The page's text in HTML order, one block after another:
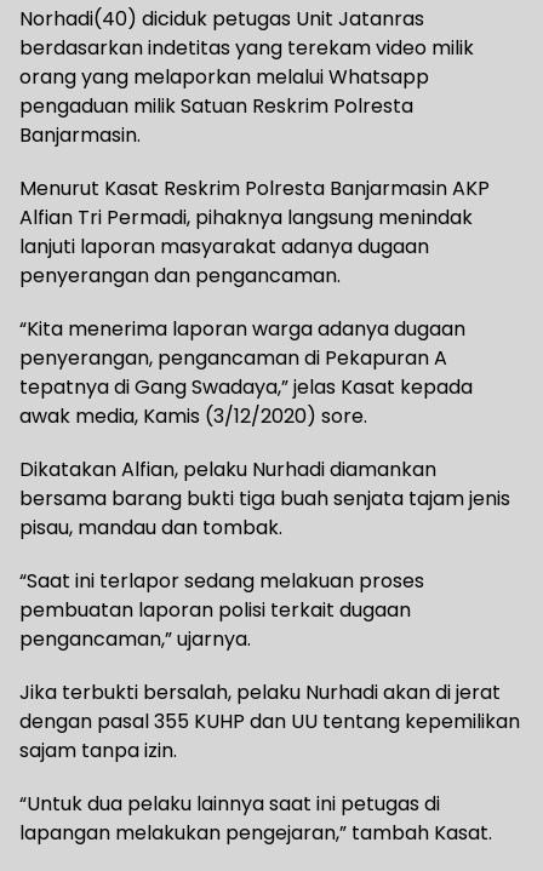
Norhadi(40) diciduk petugas Unit Jatanras
berdasarkan indetitas yang terekam video milik
orang yang melaporkan melalui Whatsapp
pengaduan milik Satuan Reskrim Polresta
Banjarmasin.
Menurut Kasat Reskrim Polresta Banjarmasin AKP
Alfian Tri Permadi, pihaknya langsung menindak
lanjuti laporan masyarakat adanya dugaan
penyerangan dan pengancaman.
“Kita menerima laporan warga adanya dugaan
penyerangan, pengancaman di Pekapuran A
tepatnya di Gang Swadaya,” jelas Kasat kepada
awak media, Kamis (3/12/2020) sore.
Dikatakan Alfian, pelaku Nurhadi diamankan
bersama barang bukti tiga buah senjata tajam jenis
pisau, mandau dan tombak.
“Saat ini terlapor sedang melakuan proses
pembuatan laporan polisi terkait dugaan
pengancaman,” ujarnya.
Jika terbukti bersalah, pelaku Nurhadi akan di jerat
dengan pasal 355 KUHP dan UU tentang kepemilikan
sajam tanpa izin.
“Untuk dua pelaku lainnya saat ini petugas di
lapangan melakukan pengejaran,” tambah Kasat.